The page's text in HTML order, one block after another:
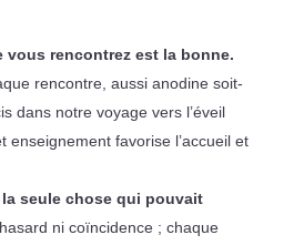
vous rencontrez est la bonne.
rencontre, aussi anodine soit-
dans notre voyage vers l’éveil
enseignement favorise l’accueil et
seule chose qui pouvait
ni coïncidence ; chaque